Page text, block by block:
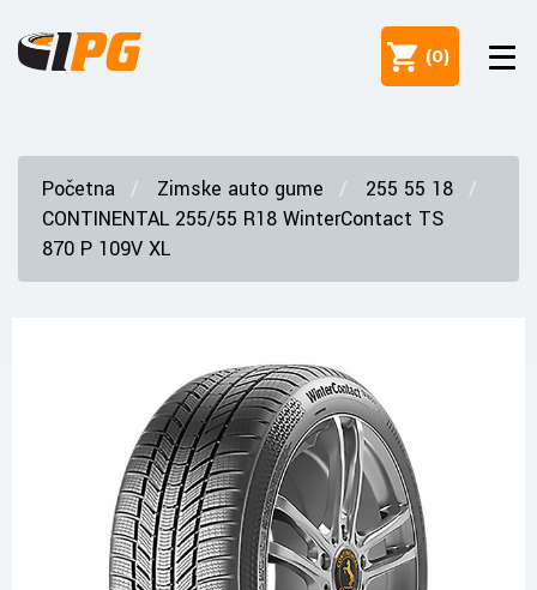
(0)
Početna Zimske auto gume
255 55 18
CONTINENTAL 255/55 R18 WinterContact TS
870 P 109V XL